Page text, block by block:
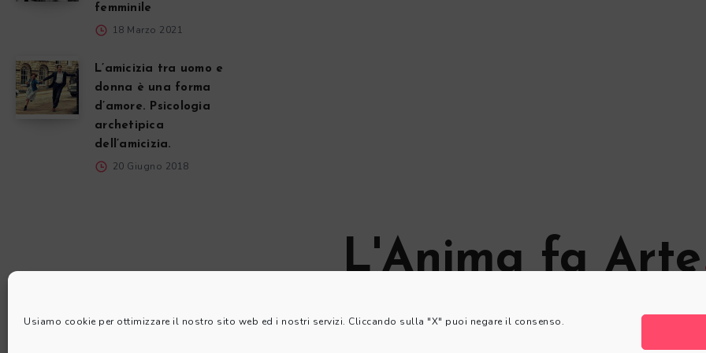
Usiamo cookie per ottimizzare il nostro sito web ed i nostri servizi. Cliccando sulla "X" puoi negare il consenso.
femminile
18 Marzo 2021
L’amicizia tra uomo e
donna è una forma
d’amore. Psicologia
archetipica
dell’amicizia.
20 Giugno 2018
L'Anima fa Arte
© L'Anima fa Arte